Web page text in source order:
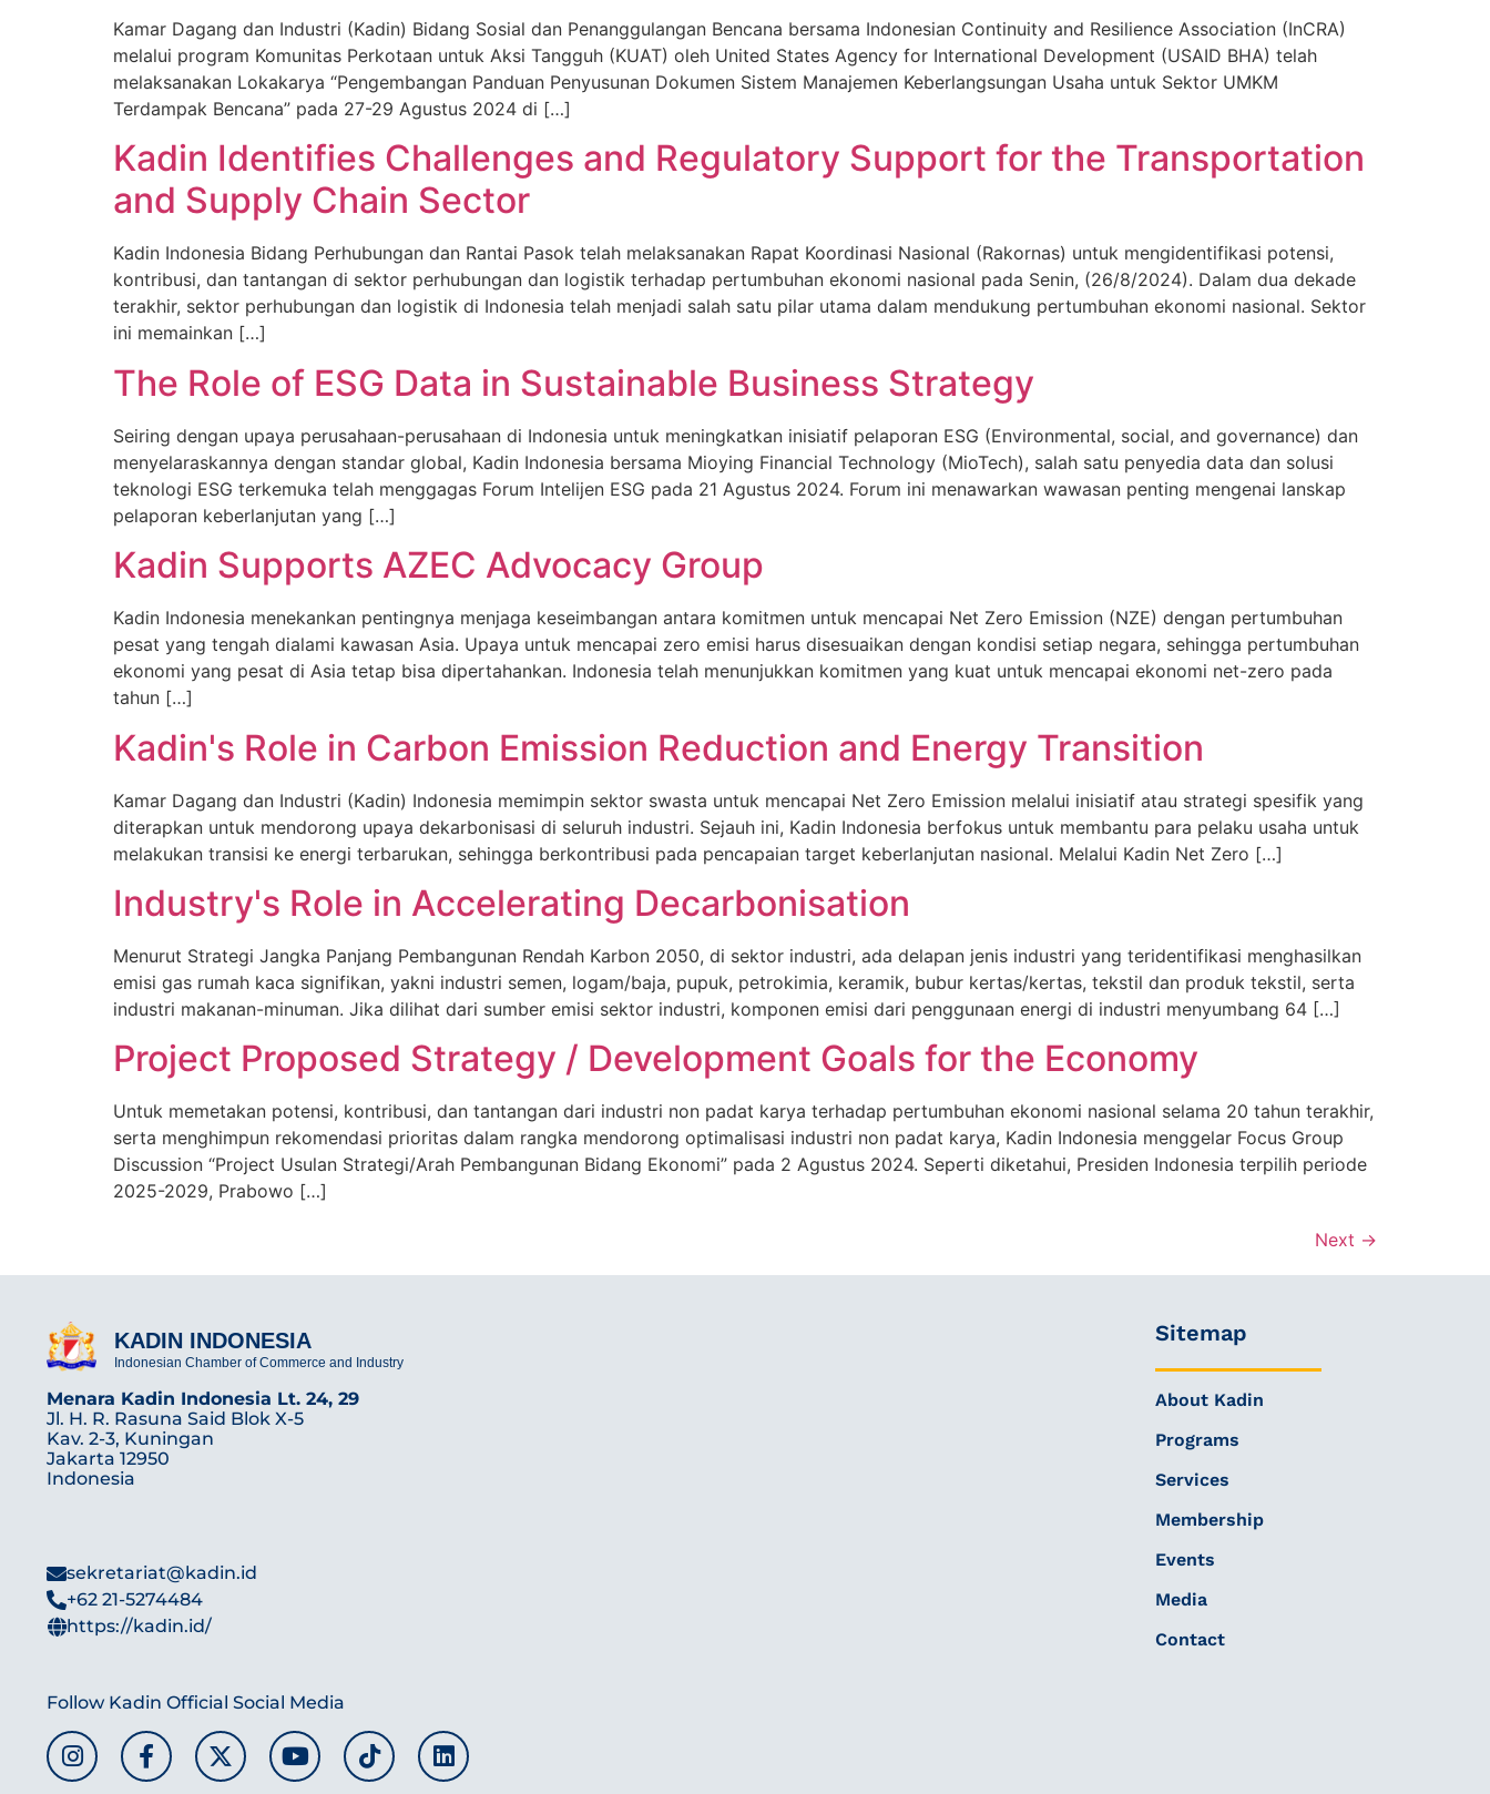
Kamar Dagang dan Industri (Kadin) Bidang Sosial dan Penanggulangan Bencana bersama Indonesian Continuity and Resilience Association (InCRA)
melalui program Komunitas Perkotaan untuk Aksi Tangguh (KUAT) oleh United States Agency for International Development (USAID BHA) telah
melaksanakan Lokakarya “Pengembangan Panduan Penyusunan Dokumen Sistem Manajemen Keberlangsungan Usaha untuk Sektor UMKM
Terdampak Bencana” pada 27-29 Agustus 2024 di […]
Kadin Identifies Challenges and Regulatory Support for the Transportation
and Supply Chain Sector
Kadin Indonesia Bidang Perhubungan dan Rantai Pasok telah melaksanakan Rapat Koordinasi Nasional (Rakornas) untuk mengidentifikasi potensi,
kontribusi, dan tantangan di sektor perhubungan dan logistik terhadap pertumbuhan ekonomi nasional pada Senin, (26/8/2024). Dalam dua dekade
terakhir, sektor perhubungan dan logistik di Indonesia telah menjadi salah satu pilar utama dalam mendukung pertumbuhan ekonomi nasional. Sektor
ini memainkan […]
The Role of ESG Data in Sustainable Business Strategy
Seiring dengan upaya perusahaan-perusahaan di Indonesia untuk meningkatkan inisiatif pelaporan ESG (Environmental, social, and governance) dan
menyelaraskannya dengan standar global, Kadin Indonesia bersama Mioying Financial Technology (MioTech), salah satu penyedia data dan solusi
teknologi ESG terkemuka telah menggagas Forum Intelijen ESG pada 21 Agustus 2024. Forum ini menawarkan wawasan penting mengenai lanskap
pelaporan keberlanjutan yang […]
Kadin Supports AZEC Advocacy Group
Kadin Indonesia menekankan pentingnya menjaga keseimbangan antara komitmen untuk mencapai Net Zero Emission (NZE) dengan pertumbuhan
pesat yang tengah dialami kawasan Asia. Upaya untuk mencapai zero emisi harus disesuaikan dengan kondisi setiap negara, sehingga pertumbuhan
ekonomi yang pesat di Asia tetap bisa dipertahankan. Indonesia telah menunjukkan komitmen yang kuat untuk mencapai ekonomi net-zero pada
tahun […]
Kadin's Role in Carbon Emission Reduction and Energy Transition
Kamar Dagang dan Industri (Kadin) Indonesia memimpin sektor swasta untuk mencapai Net Zero Emission melalui inisiatif atau strategi spesifik yang
diterapkan untuk mendorong upaya dekarbonisasi di seluruh industri. Sejauh ini, Kadin Indonesia berfokus untuk membantu para pelaku usaha untuk
melakukan transisi ke energi terbarukan, sehingga berkontribusi pada pencapaian target keberlanjutan nasional. Melalui Kadin Net Zero […]
Industry's Role in Accelerating Decarbonisation
Menurut Strategi Jangka Panjang Pembangunan Rendah Karbon 2050, di sektor industri, ada delapan jenis industri yang teridentifikasi menghasilkan
emisi gas rumah kaca signifikan, yakni industri semen, logam/baja, pupuk, petrokimia, keramik, bubur kertas/kertas, tekstil dan produk tekstil, serta
industri makanan-minuman. Jika dilihat dari sumber emisi sektor industri, komponen emisi dari penggunaan energi di industri menyumbang 64 […]
Project Proposed Strategy / Development Goals for the Economy
Untuk memetakan potensi, kontribusi, dan tantangan dari industri non padat karya terhadap pertumbuhan ekonomi nasional selama 20 tahun terakhir,
serta menghimpun rekomendasi prioritas dalam rangka mendorong optimalisasi industri non padat karya, Kadin Indonesia menggelar Focus Group
Discussion “Project Usulan Strategi/Arah Pembangunan Bidang Ekonomi” pada 2 Agustus 2024. Seperti diketahui, Presiden Indonesia terpilih periode
2025-2029, Prabowo […]
Next →
KADIN INDONESIA
Indonesian Chamber of Commerce and Industry
Menara Kadin Indonesia Lt. 24, 29
Jl. H. R. Rasuna Said Blok X-5
Kav. 2-3, Kuningan
Jakarta 12950
Indonesia
sekretariat@kadin.id
+62 21-5274484
https://kadin.id/
Follow Kadin Official Social Media
Sitemap
About Kadin
Programs
Services
Membership
Events
Media
Contact